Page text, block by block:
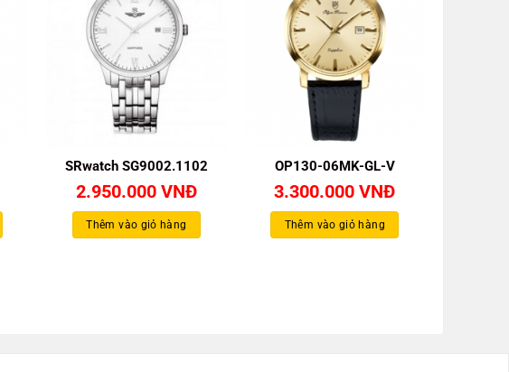
SRwatch SG9002.1102
2.950.000 VNĐ
Thêm vào giỏ hàng
OP130-06MK-GL-V
3.300.000VNĐ
Thêm vào giỏ hàng